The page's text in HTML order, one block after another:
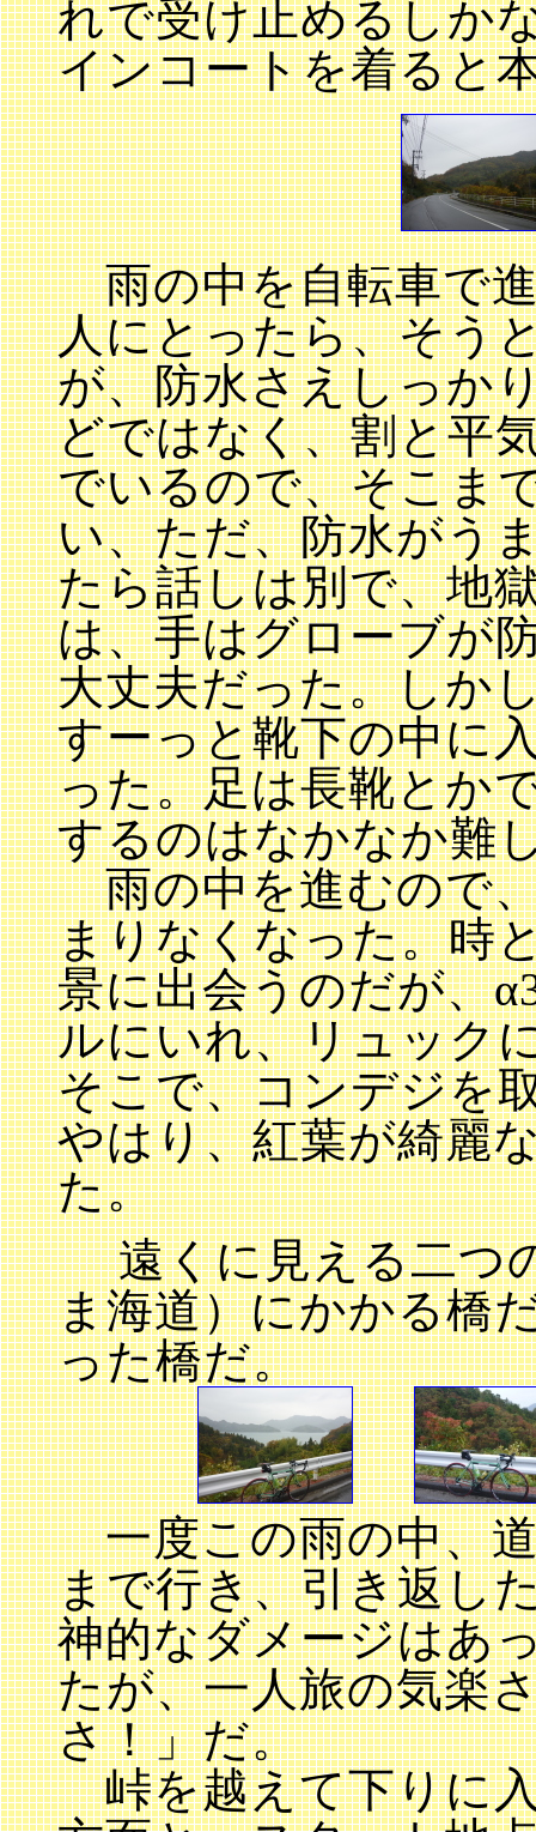
れで受け止めるしか
インコートを着ると
雨の中を自転車で
人にとったら、そう
が、防水さえしっか
どではなく、割と平
でいるので、そこま
い、ただ、防水がう
たら話しは別で、地
は、手はグローブが
大丈夫だった。しか
すーっと靴下の中に
った。足は長靴とか
するのはなかなか難
雨の中を進むので
まりなくなった。時
景に出会うのだが、
ルにいれ、リュック
そこで、コンデジを
やはり、紅葉が綺麗
た。
遠くに見える二つ
ま海道）にかかる橋
った橋だ。
一度この雨の中、道
まで行き、引き返し
神的なダメージはあ
たが、一人旅の気楽
さ！」だ。
峠を越えて下りに入